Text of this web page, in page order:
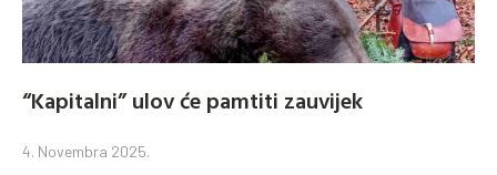
“Kapitalni” ulov će pamtiti zauvijek
4. Novembra 2025.